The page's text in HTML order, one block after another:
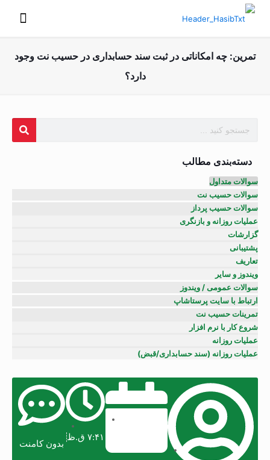
تمرین: چه امکاناتی در ثبت سند حسابداری در حسیب نت وجود
دارد؟
دسته‌بندی مطالب
سوالات متداول
سوالات حسیب نت
سوالات حسیب پرداز
عملیات روزانه و بازنگری
گزارشات
پشتیبانی
تعاریف
ویندوز و سایر
سوالات عمومی / ویندوز
ارتباط با سایت پرستاشاپ
تمرینات حسیب نت
شروع کار با نرم افزار
عملیات روزانه
عملیات روزانه (سند حسابداری/قبض)
۷:۴۱ ق.ظ
بدون کامنت